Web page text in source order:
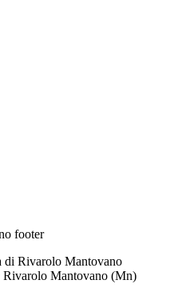
di Rivarolo Mantovano
Mantovano (Mn)